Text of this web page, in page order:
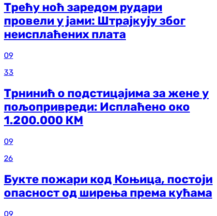
Трећу ноћ заредом рудари
провели у јами: Штрајкују због
неисплаћених плата
09
33
Трнинић о подстицајима за жене у
пољопривреди: Исплаћено око
1.200.000 КМ
09
26
Букте пожари код Коњица, постоји
опасност од ширења према кућама
09